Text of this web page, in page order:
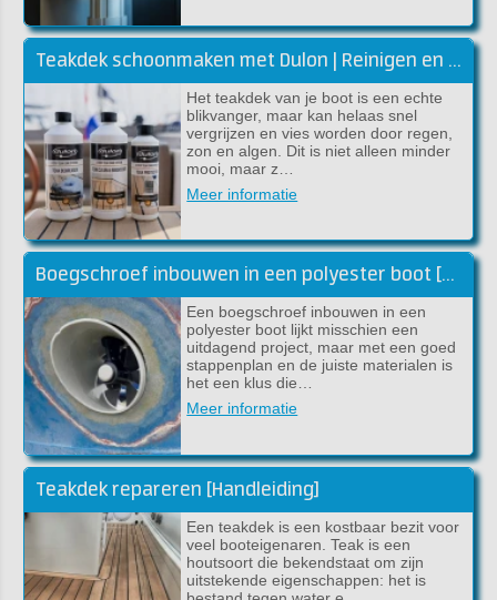
Teakdek schoonmaken met Dulon | Reinigen en kleur herstellen
Het teakdek van je boot is een echte
blikvanger, maar kan helaas snel
vergrijzen en vies worden door regen,
zon en algen. Dit is niet alleen minder
mooi, maar z…
Meer informatie
Boegschroef inbouwen in een polyester boot [handleiding]
Een boegschroef inbouwen in een
polyester boot lijkt misschien een
uitdagend project, maar met een goed
stappenplan en de juiste materialen is
het een klus die…
Meer informatie
Teakdek repareren [Handleiding]
Een teakdek is een kostbaar bezit voor
veel booteigenaren. Teak is een
houtsoort die bekendstaat om zijn
uitstekende eigenschappen: het is